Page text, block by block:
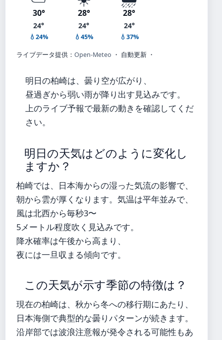
30°
24°
💧24%
28°
24°
💧45%
28°
24°
💧37%
ライブデータ提供： Open-Meteo ・ 自動更新 ・
明日の柏崎は、曇り空が広がり、
昼過ぎから弱い雨が降り出す見込みです。
上のライブ予報で最新の動きを確認してくだ
さい。
明日の天気はどのように変化し
ますか？
柏崎では、日本海からの湿った気流の影響で、
朝から雲が厚くなります。気温は平年並みで、
風は北西から毎秒3〜
5メートル程度吹く見込みです。
降水確率は午後から高まり、
夜には一旦収まる傾向です。
この天気が示す季節の特徴は？
現在の柏崎は、秋から冬への移行期にあたり、
日本海側で典型的な曇りパターンが続きます。
沿岸部では波浪注意報が発令される可能性もあ